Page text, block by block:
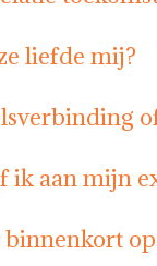
liefde mij?
ik aan mijn